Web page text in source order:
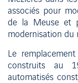
associés pour
de la Meuse et
modernisation du
Le
construits au
automatisés